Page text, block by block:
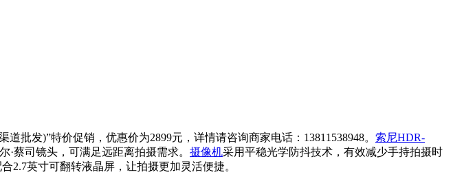
批发)”特价促销，优惠价为2899元，详情请咨询商家电话：13811538948。 索尼HDR-
·蔡司镜头，可满足远距离拍摄需求。 摄像机采用平稳光学防抖技术，有效减少手持拍摄时
2.7英寸可翻转液晶屏，让拍摄更加灵活便捷。